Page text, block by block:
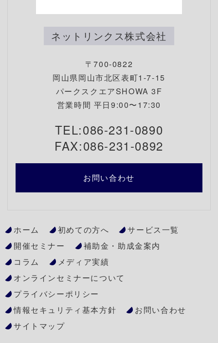
ネットリンクス株式会社
〒700-0822
岡山県岡山市北区表町1-7-15
パークスクエアSHOWA 3F
営業時間 平日9:00〜17:30
TEL:086-231-0890
FAX:086-231-0892
お問い合わせ
ホーム 初めての方へ
サービス一覧
開催セミナー
補助金・助成金案内
コラム
メディア実績
オンラインセミナーについて
プライバシーポリシー
情報セキュリティ基本方針
お問い合わせ
サイトマップ